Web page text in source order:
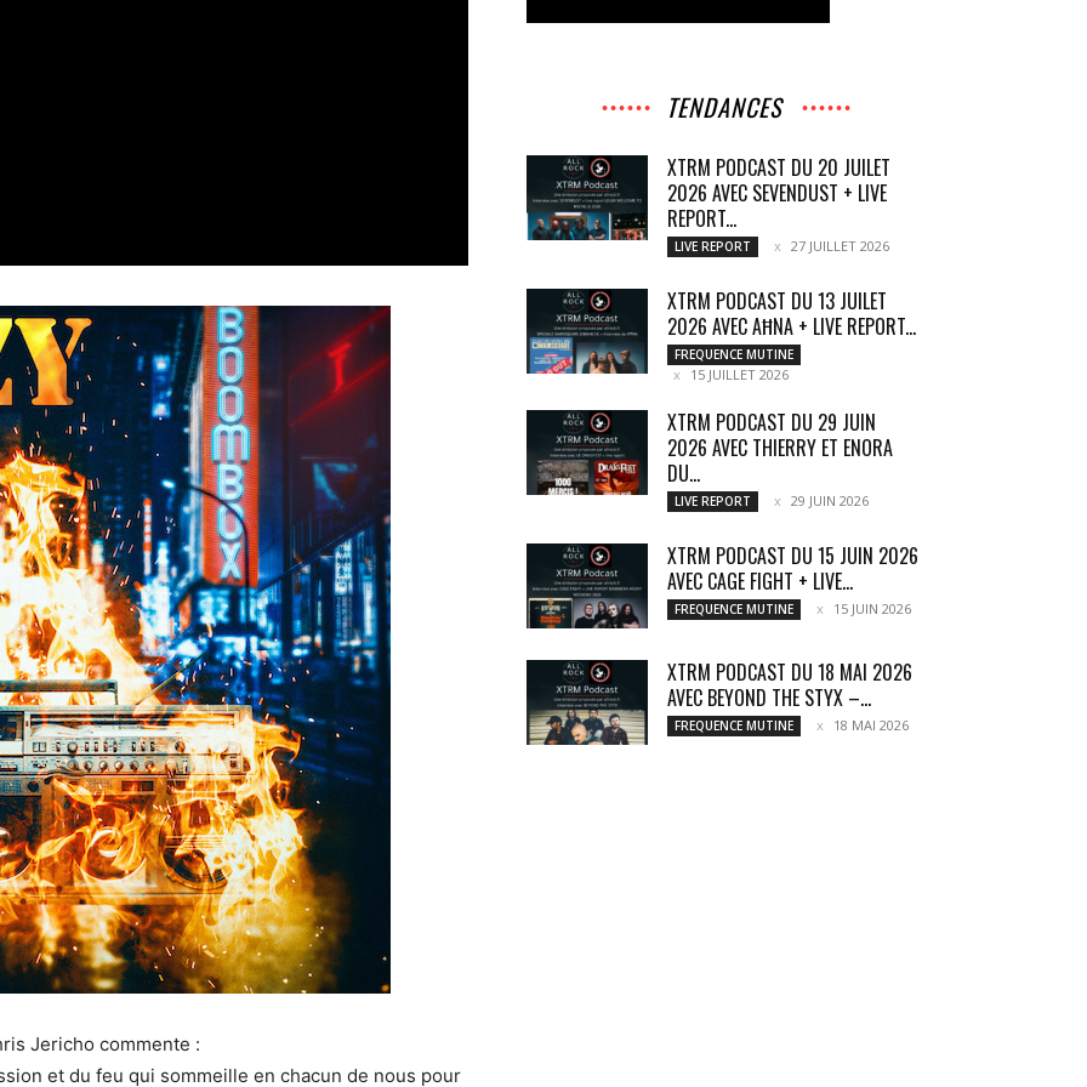
Jericho commente :
et du feu qui sommeille en chacun de nous pour
TENDANCES
XTRM PODCAST DU 20 JUILET
2026 AVEC SEVENDUST + LIVE
REPORT...
LIVE REPORT 27 JUILLET 2026
XTRM PODCAST DU 13 JUILET
2026 AVEC AĦNA + LIVE REPORT...
FREQUENCE MUTINE
15 JUILLET 2026
XTRM PODCAST DU 29 JUIN
2026 AVEC THIERRY ET ENORA
DU...
LIVE REPORT 29 JUIN 2026
XTRM PODCAST DU 15 JUIN 2026
AVEC CAGE FIGHT + LIVE...
FREQUENCE MUTINE 15 JUIN 2026
XTRM PODCAST DU 18 MAI 2026
AVEC BEYOND THE STYX –...
FREQUENCE MUTINE 18 MAI 2026